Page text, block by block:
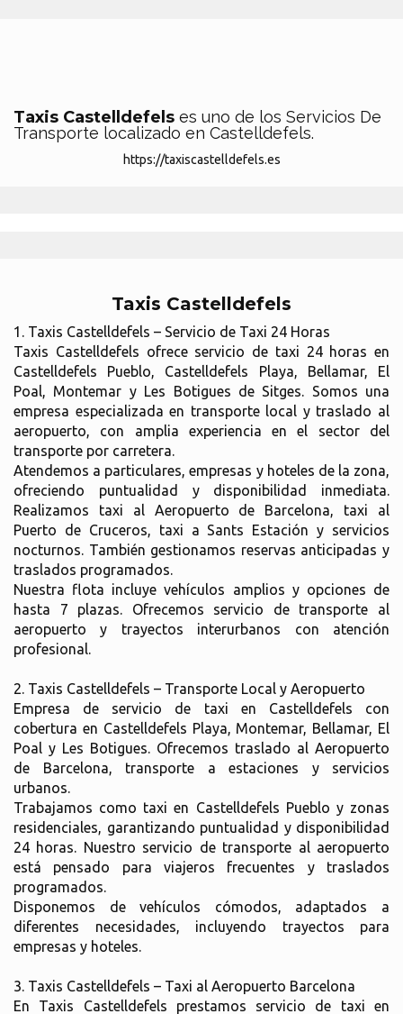
Taxis Castelldefels es uno de los Servicios De
Transporte localizado en Castelldefels.
https://taxiscastelldefels.es
Taxis Castelldefels
1. Taxis Castelldefels – Servicio de Taxi 24 Horas
Taxis Castelldefels ofrece servicio de taxi 24 horas en
Castelldefels Pueblo, Castelldefels Playa, Bellamar, El
Poal, Montemar y Les Botigues de Sitges. Somos una
empresa especializada en transporte local y traslado al
aeropuerto, con amplia experiencia en el sector del
transporte por carretera.
Atendemos a particulares, empresas y hoteles de la zona,
ofreciendo puntualidad y disponibilidad inmediata.
Realizamos taxi al Aeropuerto de Barcelona, taxi al
Puerto de Cruceros, taxi a Sants Estación y servicios
nocturnos. También gestionamos reservas anticipadas y
traslados programados.
Nuestra flota incluye vehículos amplios y opciones de
hasta 7 plazas. Ofrecemos servicio de transporte al
aeropuerto y trayectos interurbanos con atención
profesional.
2. Taxis Castelldefels – Transporte Local y Aeropuerto
Empresa de servicio de taxi en Castelldefels con
cobertura en Castelldefels Playa, Montemar, Bellamar, El
Poal y Les Botigues. Ofrecemos traslado al Aeropuerto
de Barcelona, transporte a estaciones y servicios
urbanos.
Trabajamos como taxi en Castelldefels Pueblo y zonas
residenciales, garantizando puntualidad y disponibilidad
24 horas. Nuestro servicio de transporte al aeropuerto
está pensado para viajeros frecuentes y traslados
programados.
Disponemos de vehículos cómodos, adaptados a
diferentes necesidades, incluyendo trayectos para
empresas y hoteles.
3. Taxis Castelldefels – Taxi al Aeropuerto Barcelona
En Taxis Castelldefels prestamos servicio de taxi en